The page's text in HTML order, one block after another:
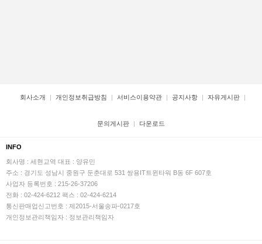
회사소개 개인정보취급방침 서비스이용약관 공지사항 자유게시판
문의게시판 다운로드
INFO
회사명 : 세현교역 대표 : 양유민
주소 : 경기도 성남시 중원구 둔춘대로 531 쌍용IT트윈타워 B동 6F 607호
사업자 등록번호 : 215-26-37206
전화 : 02-424-6212 팩스 : 02-424-6214
통신판매업신고번호 : 제2015-서울송파-0217호
개인정보관리책임자 : 정보관리책임자